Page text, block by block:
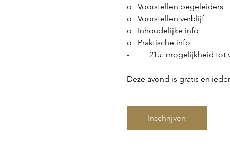
o   Voorstellen begeleiders
o   Voorstellen verblijf
o   Inhoudelijke info
o   Praktische info
-          21u:
Deze avond is gratis en
Inschrijven